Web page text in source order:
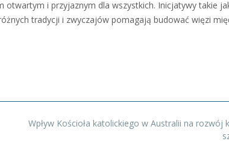
i przyjaznym dla wszystkich. Inicjatywy takie
tradycji i zwyczajów pomagają budować więzi
Wpływ Kościoła katolickiego w Australii na rozwój